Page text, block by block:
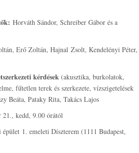
Horváth Sándor, Schreiber Gábor és a
Erő Zoltán, Hajnal Zsolt, Kendelényi Péter,
kérdések (akusztika, burkolatok,
fűtetlen terek és szerkezete, vízszigetelések
Beáta, Pataky Rita, Takács Lajos
21., kedd, 9.00 órától
1. emeleti Díszterem (1111 Budapest,